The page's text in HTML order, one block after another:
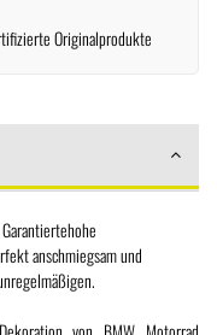
Originalprodukte
anschmiegsam und